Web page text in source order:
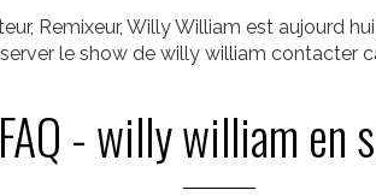
Remixeur, Willy William est aujourd
le show de willy william contacter
FAQ - willy william en